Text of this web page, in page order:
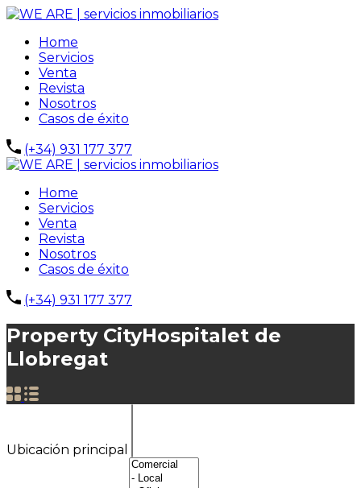
Home
Servicios
Venta
Revista
Nosotros
Casos de éxito
(+34) 931 177 377
Home
Servicios
Venta
Revista
Nosotros
Casos de éxito
(+34) 931 177 377
Property CityHospitalet de
Llobregat
Ubicación principal